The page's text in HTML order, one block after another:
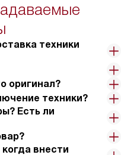
техники
оригинал?
техники?
Есть ли
внести